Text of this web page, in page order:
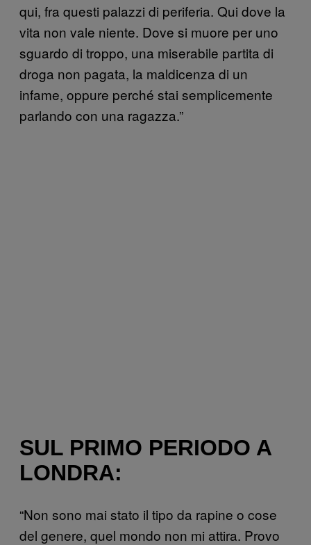
qui, fra questi palazzi di periferia. Qui dove la
vita non vale niente. Dove si muore per uno
sguardo di troppo, una miserabile partita di
droga non pagata, la maldicenza di un
infame, oppure perché stai semplicemente
parlando con una ragazza.”
SUL PRIMO PERIODO A
LONDRA:
“Non sono mai stato il tipo da rapine o cose
del genere, quel mondo non mi attira. Provo